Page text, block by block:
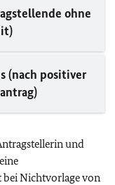
ohne
(nach positiver
und
eine
Nichtvorlage von